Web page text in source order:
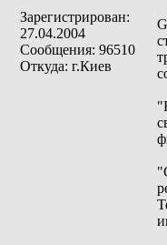
Зарегистрирован:
27.04.2004
Сообщения: 96510
Откуда: г.Киев